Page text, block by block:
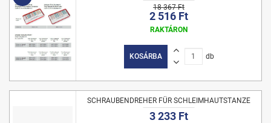
18 367 Ft
2 516 Ft
RAKTÁRON
KOSÁRBA db
SCHRAUBENDREHER FÜR SCHLEIMHAUTSTANZE
3 233 Ft